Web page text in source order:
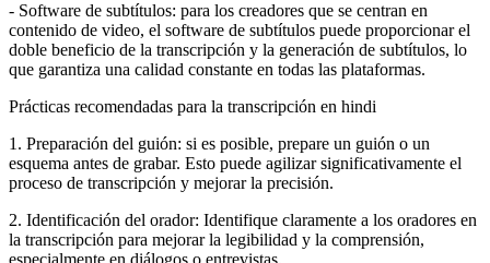
- Software de subtítulos: para los creadores que se centran en
contenido de video, el software de subtítulos puede proporcionar el
doble beneficio de la transcripción y la generación de subtítulos, lo
que garantiza una calidad constante en todas las plataformas.
Prácticas recomendadas para la transcripción en hindi
1. Preparación del guión: si es posible, prepare un guión o un
esquema antes de grabar. Esto puede agilizar significativamente el
proceso de transcripción y mejorar la precisión.
2. Identificación del orador: Identifique claramente a los oradores en
la transcripción para mejorar la legibilidad y la comprensión,